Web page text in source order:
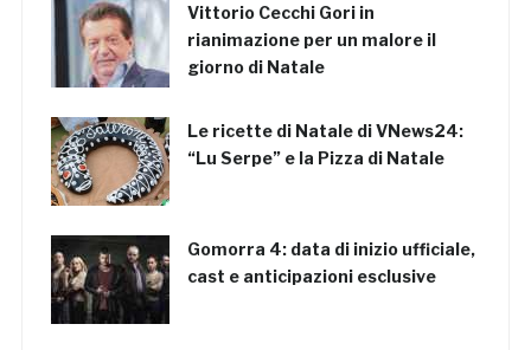
Vittorio Cecchi Gori in
rianimazione per un malore il
giorno di Natale
Le ricette di Natale di VNews24:
“Lu Serpe” e la Pizza di Natale
Gomorra 4: data di inizio ufficiale,
cast e anticipazioni esclusive